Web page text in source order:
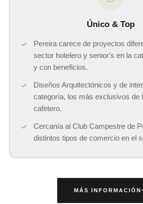
Único & Top
Pereira carece de proyectos
sector hotelero y senior's en la
y con beneficios.
Diseños Arquitectónicos y de
categoría, los más exclusivos de
cafetero.
Cercanía al Club Campestre de
distintos tipos de comercio en el
MÁS INFORMACIÓN